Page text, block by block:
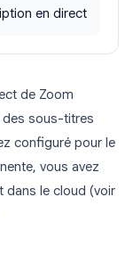
en direct
de Zoom
des sous-titres
configuré pour le
vous avez
dans le cloud (voir